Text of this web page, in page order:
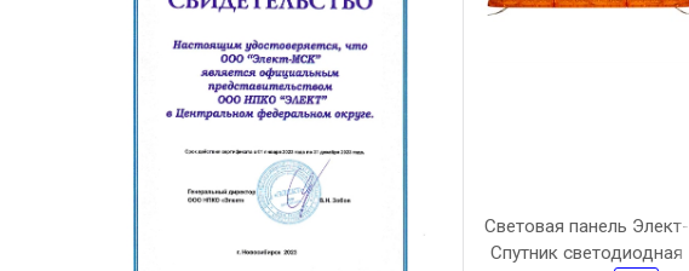
Световая панель Элект-
Спутник светодиодная